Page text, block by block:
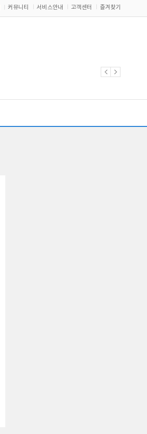
커뮤니티 서비스안내 고객센터 즐겨찾기